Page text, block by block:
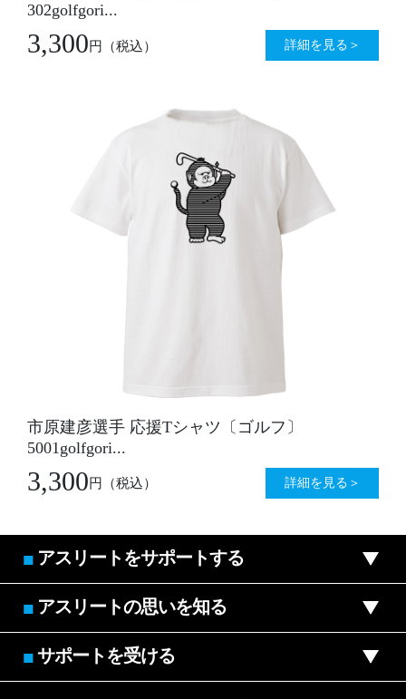
302golfgori...
3,300円 （税込） 詳細を見る＞
市原建彦選手 応援Tシャツ〔ゴルフ〕
5001golfgori...
3,300円 （税込） 詳細を見る＞
■ アスリートをサポートする
■ アスリートの思いを知る
■サポートを受ける